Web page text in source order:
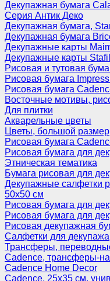
Декупажная бумага
Серия Антик Деко
Декупажная бумага,
Декупажная бумага
Декупажные карты
Декупажные карты Stafil
Рисовая и тутовая
Рисовая бумага
Рисовая бумага
Восточные мотивы,
Для плитки
Акварельные цветы
Цветы, большой размер
Рисовая бумага
Рисовая бумага для
Этническая тематика
Бумага рисовая для
Декупажные салфетки
50х50 см
Рисовая бумага для
Рисовая бумага для
Рисовая декупажная
Салфетки для декупажа
Трансферы,
Cadence, трансферы-
Cadence Home Decor
Cadence, 25х35 см,